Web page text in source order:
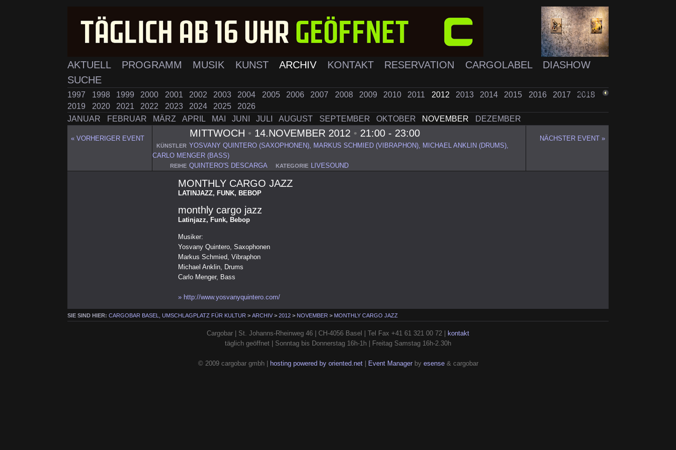
AKTUELL PROGRAMM MUSIK KUNST ARCHIV KONTAKT RESERVATION CARGOLABEL
DIASHOW
SUCHE
1997 1998 1999 2000 2001 2002 2003 2004 2005 2006 2007 2008 2009 2010 2011 2012 2013 2014 2015 2016 2017
2018
2019
2020 2021 2022 2023 2024 2025
2026
JANUAR
FEBRUAR MÄRZ APRIL MAI JUNI JULI AUGUST SEPTEMBER OKTOBER NOVEMBER DEZEMBER
ZURÜCK
« VORHERIGER EVENT MITTWOCH • 14.NOVEMBER 2012 • 21:00 - 23:00
KÜNSTLER YOSVANY QUINTERO (SAXOPHONEN), MARKUS SCHMIED (VIBRAPHON), MICHAEL ANKLIN (DRUMS),
CARLO MENGER (BASS)
REIHE QUINTERO'S DESCARGA KATEGORIE LIVESOUND
NÄCHSTER EVENT »
MONTHLY CARGO JAZZ
LATINJAZZ, FUNK, BEBOP
monthly cargo jazz
Latinjazz, Funk, Bebop
Musiker:
Yosvany Quintero, Saxophonen
Markus Schmied, Vibraphon
Michael Anklin, Drums
Carlo Menger, Bass
» http://www.yosvanyquintero.com/
SIE SIND HIER:CARGOBAR BASEL, UMSCHLAGPLATZ FÜR KULTUR >ARCHIV >2012 > NOVEMBER > MONTHLY CARGO JAZZ
Cargobar | St. Johanns-Rheinweg 46 | CH-4056 Basel | Tel Fax +41 61 321 00 72 | kontakt
täglich geöffnet | Sonntag bis Donnerstag 16h-1h | Freitag Samstag 16h-2.30h
© 2009 cargobar gmbh | hosting powered by oriented.net| Event Managerby esense& cargobar